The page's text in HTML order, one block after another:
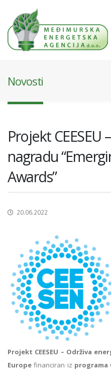
Novosti
Projekt CEESEU
nagradu
Awards”
20.06.2022
Projekt CEESEU – Održiva
Europe financiran iz programa